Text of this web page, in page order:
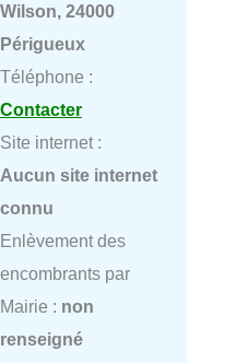
Wilson, 24000
Périgueux
Téléphone :
Contacter
Site internet :
Aucun site internet
connu
Enlèvement des
encombrants par
Mairie : non
renseigné